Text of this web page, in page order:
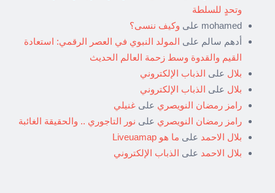
وتحدٍ للسلطة
mohamed على وكيف ننسى؟
أدهم سالم على المولد النبوي في العصر الرقمي: استعادة
القيم والقدوة وسط زحمة العالم الحديث
بلال على الذباب الإلكتروني
بلال على الذباب الإلكتروني
رامز رمضان النويصري على غنيلي
رامز رمضان النويصري على نور التاجوري .. والحقيقة الغائبة
بلال الاحمد على ما هو Liveuamap
بلال الاحمد على الذباب الإلكتروني